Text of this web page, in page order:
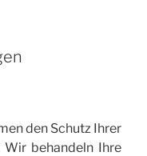
den Schutz Ihrer
Wir behandeln Ihre